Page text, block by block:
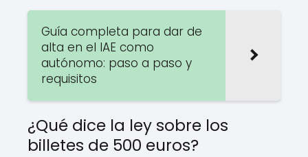
Guía completa para dar de
alta en el IAE como
autónomo: paso a paso y
requisitos
¿Qué dice la ley sobre los
billetes de 500 euros?